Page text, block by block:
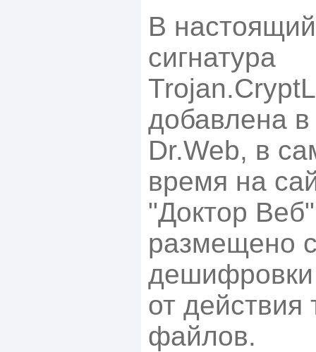
В
сигнатура
добавлена
Dr.Web, в
время на
"Доктор
размещено
от действия
файлов.